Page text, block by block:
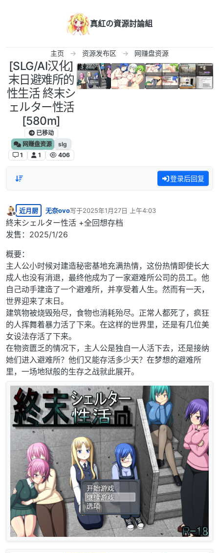
真紅の資源討論組
主页 资源发布区 网赚盘资源
[SLG/AI汉化]
末日避难所的
性生活 終末シ
ェルター性活
[580m]
已移动
网赚盘资源
slg
1
1 406
登录后回复
离线
近月厨 无奈ovo写于2025年1月27日 上午4:03
最后由 编辑
終末シェルター性活 +全回想存档
发售：2025/1/26
概要：
主人公小时候对建造秘密基地充满热情，这份热情即使长大
成人也没有消退，最终他成为了一家避难所公司的员工。他
自己动手建造了一个避难所，并享受着人生。然而有一天，
世界迎来了末日。
建筑物被烧毁殆尽，食物也消耗殆尽。正常人都死了，疯狂
的人挥舞着暴力活了下来。在这样的世界里，还是有几位美
女设法存活了下来。
在物资匮乏的情况下，主人公是独自一人活下去，还是接纳
她们进入避难所？他们又能存活多少天？在梦想的避难所
里，一场地狱般的生存之战就此展开。